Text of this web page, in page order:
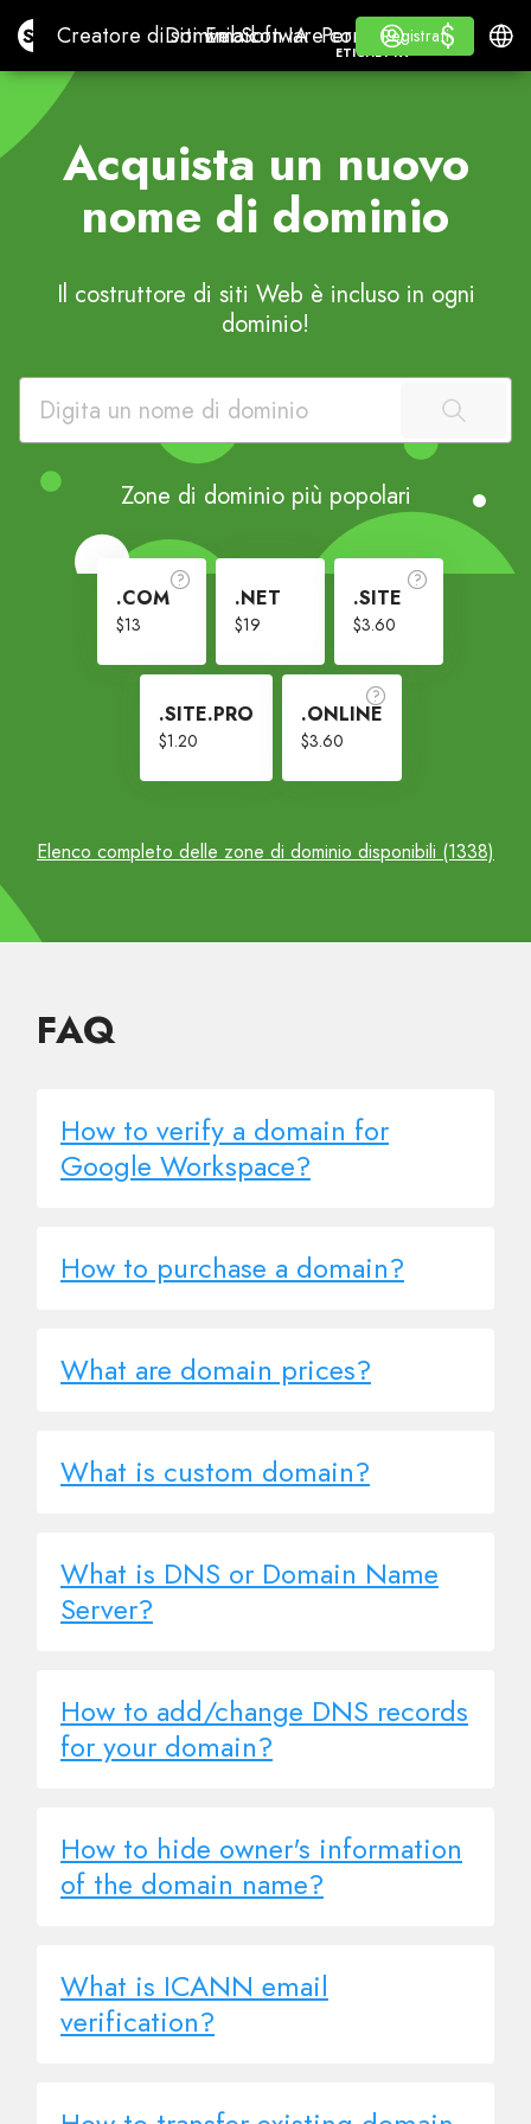
Site.proCreatore di siti web con IA
Creatore di siti web con IA
Domini
DominiEmail
EmailSoftware contabile
Software contabile
Per
Per Rivenditori
ETICHETTA BIANCA
Imparare
Imparare
Registrati
Registrati
Accedi $
$
Acquista un nuovo
nome di dominio
Il costruttore di siti Web è incluso in ogni
dominio!
Zone di dominio più popolari
.COM
$13
.NET
$19
.SITE
$3.60
.SITE.PRO
$1.20
.ONLINE
$3.60
Elenco completo delle zone di dominio disponibili (1338)
FAQ
How to verify a domain for
Google Workspace?
How to purchase a domain?
What are domain prices?
What is custom domain?
What is DNS or Domain Name
Server?
How to add/change DNS records
for your domain?
How to hide owner's information
of the domain name?
What is ICANN email
verification?